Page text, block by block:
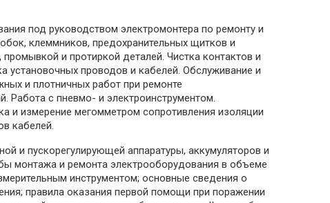
под руководством электромонтера по ремонту и
клеммников, предохранительных щитков и
и протиркой деталей. Чистка контактов и
установочных проводов и кабелей. Обслуживание и
и плотничных работ при ремонте
Работа с пневмо- и электроинструментом.
и измерение мегомметром сопротивления изоляции
кабелей.
и пускорегулирующей аппаратуры, аккумуляторов и
монтажа и ремонта электрооборудования в объеме
инструментом; основные сведения о
правила оказания первой помощи при поражении